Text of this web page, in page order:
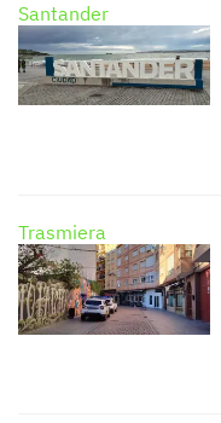
Santander
Trasmiera